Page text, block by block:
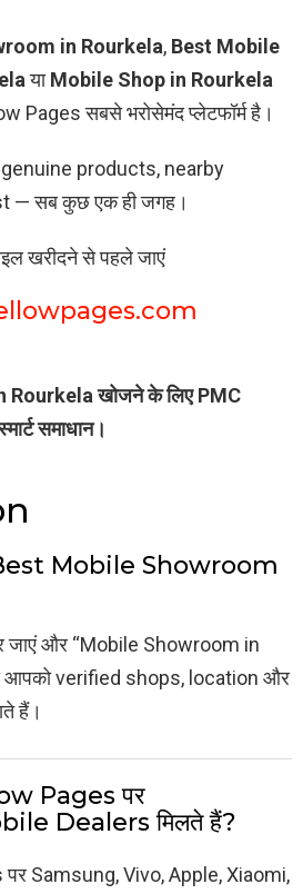
in Rourkela, Best Mobile
याMobile Shop in Rourkela
Pages सबसे भरोसेमंद प्लेटफॉर्म है।
products, nearby
— सब कुछ एक ही जगह।
खरीदने से पहले जाएं
खोजने के लिए PMC
समाधान।
Mobile Showroom
जाएं और “Mobile Showroom in
आपको verified shops, location और
हैं।
Pages पर
Dealers मिलते हैं?
पर Samsung, Vivo, Apple, Xiaomi,